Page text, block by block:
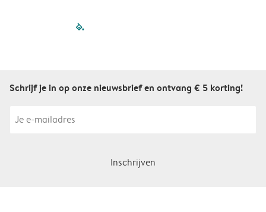
filled-pagination
Schrijf je in op onze nieuwsbrief en ontvang € 5 korting!
Inschrijven